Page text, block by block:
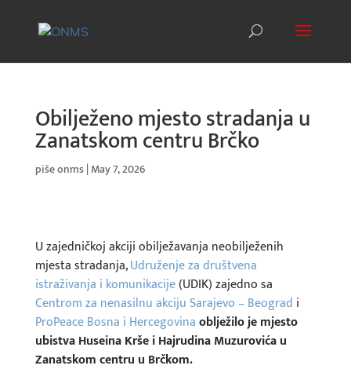
Obilježeno mjesto stradanja u
Zanatskom centru Brčko
pišeonms|May 7, 2026
U zajedničkoj akciji obilježavanja neobilježenih
mjesta stradanja,Udruženje za društvena
istraživanja i komunikacije(UDIK) zajedno sa
Centrom za nenasilnu akciju Sarajevo – Beograd i
ProPeace Bosna i Hercegovinaoblježilo je mjesto
ubistva Huseina Krše i Hajrudina Muzurovića u
Zanatskom centru u Brčkom.